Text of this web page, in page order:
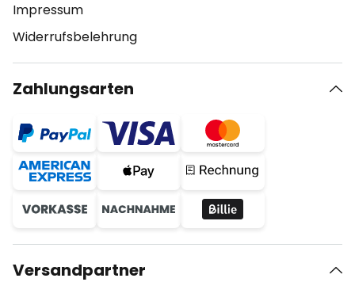
Impressum
Widerrufsbelehrung
Zahlungsarten
Versandpartner